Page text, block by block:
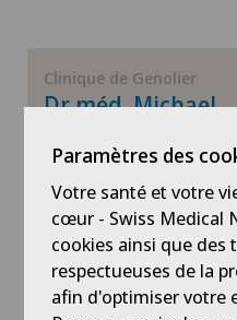
Chirurgie plastique
Chirurgie thoracique
Chirurgie vasculaire
Chirurgie veineuse
Clinique de Genolier
Dr méd. Michael
Spécialités
Hématologie,
Médecine interne générale,
Oncologie,
Voir plus
Paramètres des
Votre santé et votre
cœur - Swiss Medical
cookies ainsi que des
respectueuses de la
afin d'optimiser votre